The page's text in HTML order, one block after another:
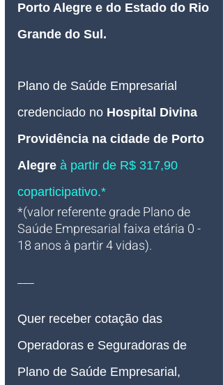
Porto Alegre e do Estado do Rio
Grande do Sul.
Plano de Saúde Empresarial
credenciado no Hospital Divina
Providência na cidade de Porto
Alegre à partir de R$ 317,90
coparticipativo.*
*(valor referente grade Plano de
Saúde Empresarial faixa etária 0 -
18 anos à partir 4 vidas).
___
Quer receber cotação das
Operadoras e Seguradoras de
Plano de Saúde Empresarial,